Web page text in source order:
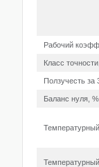
Рабочий
Класс
Ползучесть за
Баланс нуля, %